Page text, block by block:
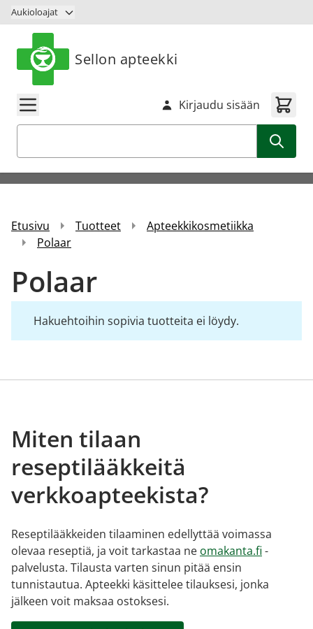
Siirry sisältöön
Aukioloajat
Sellon apteekki
Kirjaudu sisään
Etusivu Tuotteet
Apteekkikosmetiikka
Polaar
Polaar
Hakuehtoihin sopivia tuotteita ei löydy.
Miten tilaan
reseptilääkkeitä
verkkoapteekista?
Reseptilääkkeiden tilaaminen edellyttää voimassa
olevaa reseptiä, ja voit tarkastaa ne omakanta.fi -
palvelusta. Tilausta varten sinun pitää ensin
tunnistautua. Apteekki käsittelee tilauksesi, jonka
jälkeen voit maksaa ostoksesi.